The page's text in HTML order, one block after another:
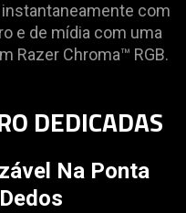
com
e de mídia com uma
Razer Chroma™ RGB.
DEDICADAS
Na Ponta